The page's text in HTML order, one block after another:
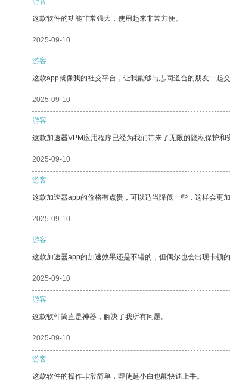
这款软件的功能非常强大，使用起来非常方便。
2025-09-10
游客
这款app就像我的社交平台，让我能够与志同道合的朋友一起交
2025-09-10
游客
这款加速器VPM应用程序已经为我们带来了无限的隐私保护和
2025-09-10
游客
这款加速器app的价格有点贵，可以适当降低一些，这样会更加
2025-09-10
游客
这款加速器app的加速效果还是不错的，但偶尔也会出现卡顿
2025-09-10
游客
这款软件简直是神器，解决了我所有问题。
2025-09-10
游客
这款软件的操作非常简单，即使是小白也能快速上手。